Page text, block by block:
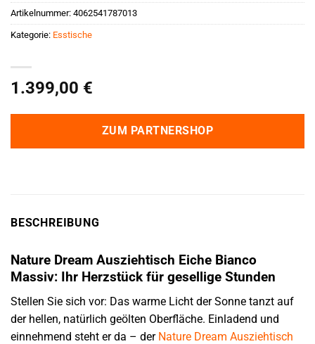
1.399,00 €
ZUM PARTNERSHOP
Artikelnummer: 4062541787013
Kategorie: Esstische
BESCHREIBUNG
Nature Dream Ausziehtisch Eiche Bianco
Massiv: Ihr Herzstück für gesellige Stunden
Stellen Sie sich vor: Das warme Licht der Sonne tanzt auf
der hellen, natürlich geölten Oberfläche. Einladend und
einnehmend steht er da – der Nature Dream Ausziehtisch